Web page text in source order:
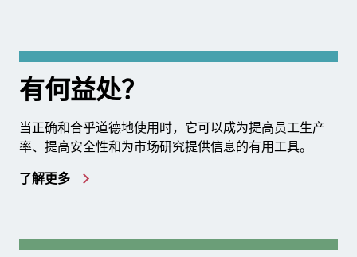
有何益处？
当正确和合乎道德地使用时，它可以成为提高员工生产
率、提高安全性和为市场研究提供信息的有用工具。
了解更多